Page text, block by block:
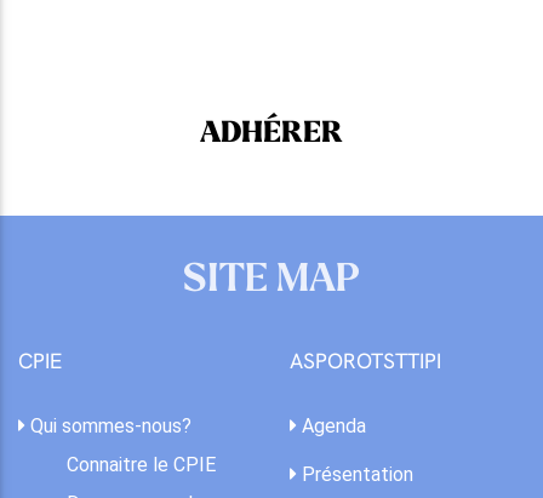
ADHÉRER
SITE MAP
CPIE
Qui sommes-nous?
Connaitre le CPIE
ASPOROTSTTIPI
Agenda
Présentation